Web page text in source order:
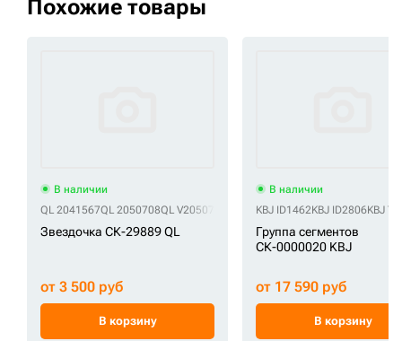
Похожие товары
В наличии
QL 2041567QL 2050708QL V2050708V
Звездочка СК-29889 QL
от 3 500 руб
В корзину
В наличии
KBJ ID1462KBJ ID2806KBJ
Группа сегментов
СК-0000020 KBJ
от 17 590 руб
В корзину